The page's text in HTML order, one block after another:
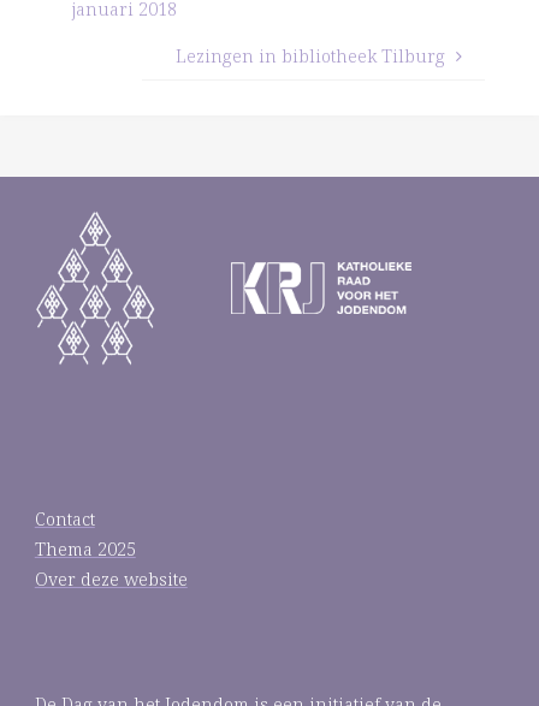
januari 2018
Lezingen in bibliotheek Tilburg
Contact
Thema 2025
Over deze website